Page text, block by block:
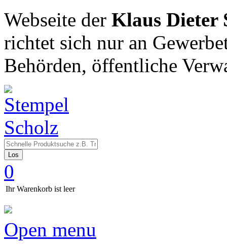
Webseite der Klaus Dieter
richtet sich nur an
Behörden, öffentliche
Los
0
Ihr Warenkorb ist leer
Open menu